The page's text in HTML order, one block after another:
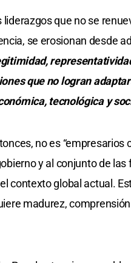
liderazgos que no se
se erosionan desde
que no logran
tecnológica y
no es “empresarios
y al conjunto de
contexto global actual.
madurez,